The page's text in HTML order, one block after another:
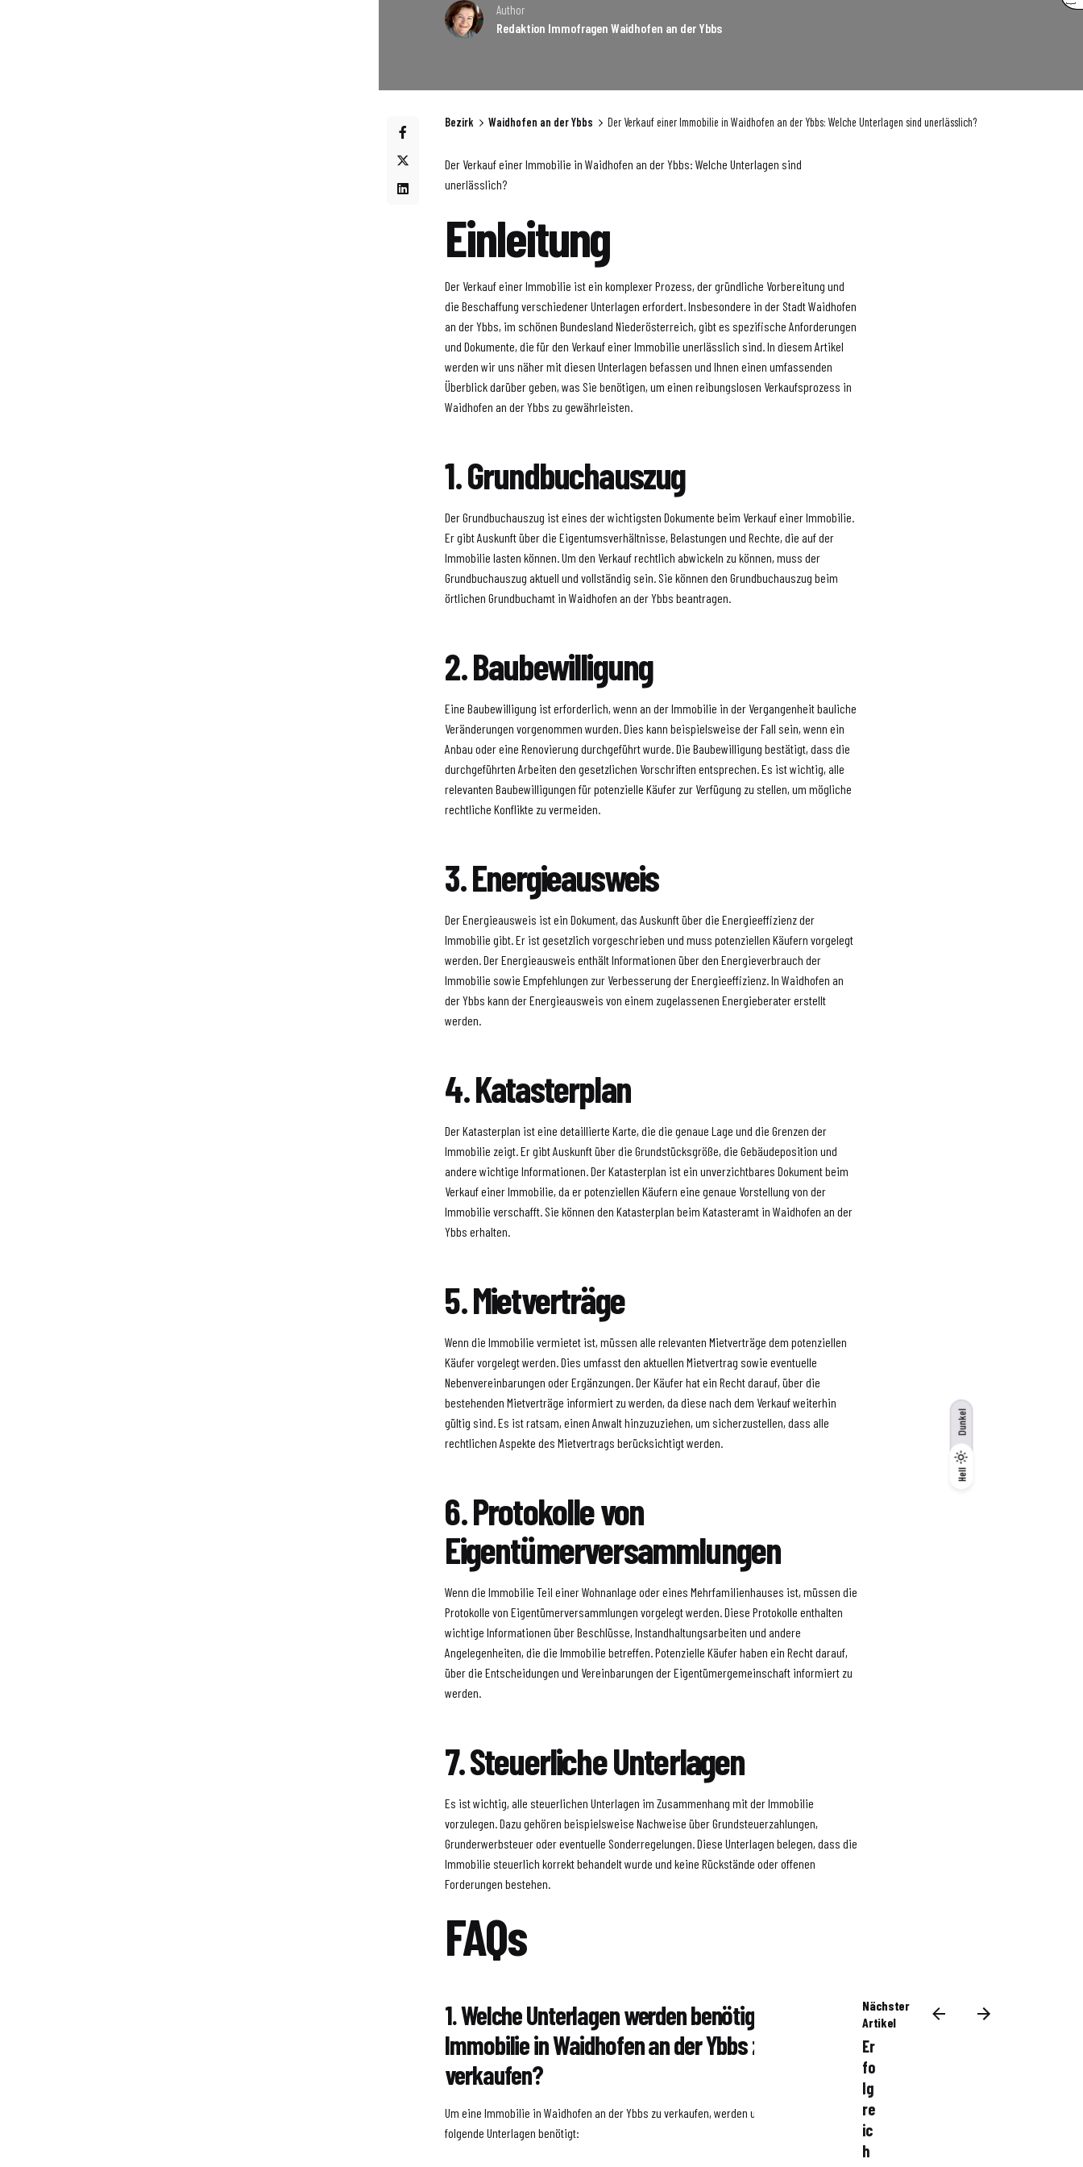
Hell
Dunkel
Hell
Dunkel
Author
Redaktion Immofragen Waidhofen an der Ybbs
Bezirk Waidhofen an der Ybbs Der Verkauf einer Immobilie in Waidhofen an der Ybbs: Welche Unterlagen sind unerlässlich?
Der Verkauf einer Immobilie in Waidhofen an der Ybbs: Welche Unterlagen sind
unerlässlich?
Einleitung
Der Verkauf einer Immobilie ist ein komplexer Prozess, der gründliche Vorbereitung und
die Beschaffung verschiedener Unterlagen erfordert. Insbesondere in der Stadt Waidhofen
an der Ybbs, im schönen Bundesland Niederösterreich, gibt es spezifische Anforderungen
und Dokumente, die für den Verkauf einer Immobilie unerlässlich sind. In diesem Artikel
werden wir uns näher mit diesen Unterlagen befassen und Ihnen einen umfassenden
Überblick darüber geben, was Sie benötigen, um einen reibungslosen Verkaufsprozess in
Waidhofen an der Ybbs zu gewährleisten.
1. Grundbuchauszug
Der Grundbuchauszug ist eines der wichtigsten Dokumente beim Verkauf einer Immobilie.
Er gibt Auskunft über die Eigentumsverhältnisse, Belastungen und Rechte, die auf der
Immobilie lasten können. Um den Verkauf rechtlich abwickeln zu können, muss der
Grundbuchauszug aktuell und vollständig sein. Sie können den Grundbuchauszug beim
örtlichen Grundbuchamt in Waidhofen an der Ybbs beantragen.
2. Baubewilligung
Eine Baubewilligung ist erforderlich, wenn an der Immobilie in der Vergangenheit bauliche
Veränderungen vorgenommen wurden. Dies kann beispielsweise der Fall sein, wenn ein
Anbau oder eine Renovierung durchgeführt wurde. Die Baubewilligung bestätigt, dass die
durchgeführten Arbeiten den gesetzlichen Vorschriften entsprechen. Es ist wichtig, alle
relevanten Baubewilligungen für potenzielle Käufer zur Verfügung zu stellen, um mögliche
rechtliche Konflikte zu vermeiden.
3. Energieausweis
Der Energieausweis ist ein Dokument, das Auskunft über die Energieeffizienz der
Immobilie gibt. Er ist gesetzlich vorgeschrieben und muss potenziellen Käufern vorgelegt
werden. Der Energieausweis enthält Informationen über den Energieverbrauch der
Immobilie sowie Empfehlungen zur Verbesserung der Energieeffizienz. In Waidhofen an
der Ybbs kann der Energieausweis von einem zugelassenen Energieberater erstellt
werden.
4. Katasterplan
Der Katasterplan ist eine detaillierte Karte, die die genaue Lage und die Grenzen der
Immobilie zeigt. Er gibt Auskunft über die Grundstücksgröße, die Gebäudeposition und
andere wichtige Informationen. Der Katasterplan ist ein unverzichtbares Dokument beim
Verkauf einer Immobilie, da er potenziellen Käufern eine genaue Vorstellung von der
Immobilie verschafft. Sie können den Katasterplan beim Katasteramt in Waidhofen an der
Ybbs erhalten.
5. Mietverträge
Wenn die Immobilie vermietet ist, müssen alle relevanten Mietverträge dem potenziellen
Käufer vorgelegt werden. Dies umfasst den aktuellen Mietvertrag sowie eventuelle
Nebenvereinbarungen oder Ergänzungen. Der Käufer hat ein Recht darauf, über die
bestehenden Mietverträge informiert zu werden, da diese nach dem Verkauf weiterhin
gültig sind. Es ist ratsam, einen Anwalt hinzuzuziehen, um sicherzustellen, dass alle
rechtlichen Aspekte des Mietvertrags berücksichtigt werden.
6. Protokolle von
Eigentümerversammlungen
Wenn die Immobilie Teil einer Wohnanlage oder eines Mehrfamilienhauses ist, müssen die
Protokolle von Eigentümerversammlungen vorgelegt werden. Diese Protokolle enthalten
wichtige Informationen über Beschlüsse, Instandhaltungsarbeiten und andere
Angelegenheiten, die die Immobilie betreffen. Potenzielle Käufer haben ein Recht darauf,
über die Entscheidungen und Vereinbarungen der Eigentümergemeinschaft informiert zu
werden.
7. Steuerliche Unterlagen
Es ist wichtig, alle steuerlichen Unterlagen im Zusammenhang mit der Immobilie
vorzulegen. Dazu gehören beispielsweise Nachweise über Grundsteuerzahlungen,
Grunderwerbsteuer oder eventuelle Sonderregelungen. Diese Unterlagen belegen, dass die
Immobilie steuerlich korrekt behandelt wurde und keine Rückstände oder offenen
Forderungen bestehen.
FAQs
1. Welche Unterlagen werden benötigt, um eine
Immobilie in Waidhofen an der Ybbs zu
verkaufen?
Um eine Immobilie in Waidhofen an der Ybbs zu verkaufen, werden unter anderem
folgende Unterlagen benötigt:
Nächster
Artikel
Er
fo
lg
re
ic
h